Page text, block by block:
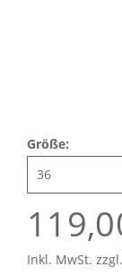
Inkl. MwSt.
Größe: